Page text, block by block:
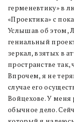
герменевтику» в
«Проектика» с
Услышав об этом,
гениальный
зеркал, взятых в
пространстве
Впрочем, я не
случае его
Войцехове. У меня
обычное дело.